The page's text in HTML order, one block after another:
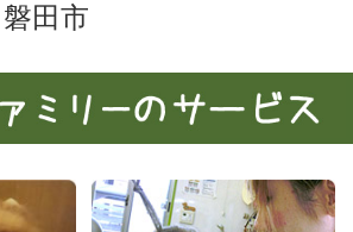
磐田市